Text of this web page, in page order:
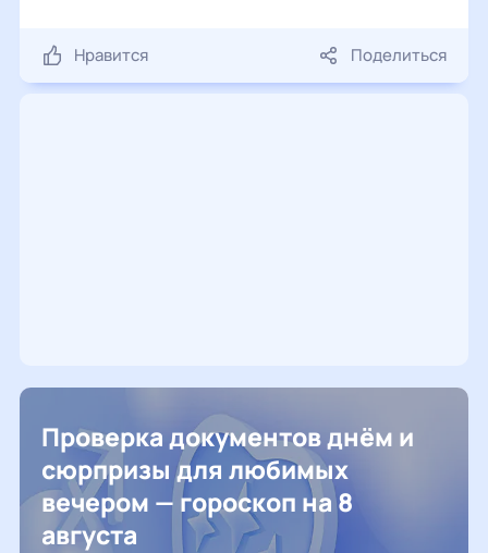
Нравится Поделиться
Проверка документов днём и
сюрпризы для любимых
вечером — гороскоп на 8
августа